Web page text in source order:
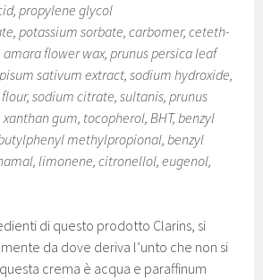
propylene glycol
potassium sorbate, carbomer, ceteth-
flower wax, prunus persica leaf
sativum extract, sodium hydroxide,
sodium citrate, sultanis, prunus
gum, tocopherol, BHT, benzyl
methylpropional, benzyl
limonene, citronellol, eugenol,
di questo prodotto Clarins, si
da dove deriva l’unto che non si
crema è acqua e paraffinum